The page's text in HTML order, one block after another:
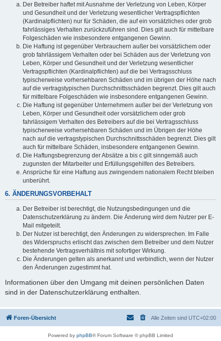
Der Betreiber haftet mit Ausnahme der Verletzung von Leben, Körper
und Gesundheit und der Verletzung wesentlicher Vertragspflichten
(Kardinalpflichten) nur für Schäden, die auf ein vorsätzliches oder grob
fahrlässiges Verhalten zurückzuführen sind. Dies gilt auch für mittelbare
Folgeschäden wie insbesondere entgangenen Gewinn.
Die Haftung ist gegenüber Verbrauchern außer bei vorsätzlichem oder
grob fahrlässigem Verhalten oder bei Schäden aus der Verletzung von
Leben, Körper und Gesundheit und der Verletzung wesentlicher
Vertragspflichten (Kardinalpflichten) auf die bei Vertragsschluss
typischerweise vorhersehbaren Schäden und im übrigen der Höhe nach
auf die vertragstypischen Durchschnittsschäden begrenzt. Dies gilt auch
für mittelbare Folgeschäden wie insbesondere entgangenen Gewinn.
Die Haftung ist gegenüber Unternehmern außer bei der Verletzung von
Leben, Körper und Gesundheit oder vorsätzlichem oder grob
fahrlässigem Verhalten des Betreibers auf die bei Vertragsschluss
typischerweise vorhersehbaren Schäden und im Übrigen der Höhe
nach auf die vertragstypischen Durchschnittsschäden begrenzt. Dies gilt
auch für mittelbare Schäden, insbesondere entgangenen Gewinn.
Die Haftungsbegrenzung der Absätze a bis c gilt sinngemäß auch
zugunsten der Mitarbeiter und Erfüllungsgehilfen des Betreibers.
Ansprüche für eine Haftung aus zwingendem nationalem Recht bleiben
unberührt.
6. ÄNDERUNGSVORBEHALT
Der Betreiber ist berechtigt, die Nutzungsbedingungen und die
Datenschutzerklärung zu ändern. Die Änderung wird dem Nutzer per E-
Mail mitgeteilt.
Der Nutzer ist berechtigt, den Änderungen zu widersprechen. Im Falle
des Widerspruchs erlischt das zwischen dem Betreiber und dem Nutzer
bestehende Vertragsverhältnis mit sofortiger Wirkung.
Die Änderungen gelten als anerkannt und verbindlich, wenn der Nutzer
den Änderungen zugestimmt hat.
Informationen über den Umgang mit deinen persönlichen Daten
sind in der Datenschutzerklärung enthalten.
Foren-Übersicht Alle Zeiten sind UTC+02:00
Powered by phpBB® Forum Software © phpBB Limited